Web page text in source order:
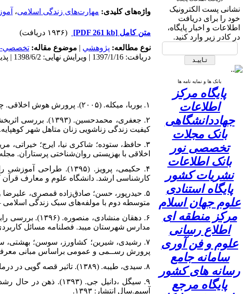
نشانی پست الکترونیک
خود را برای دریافت
اطلاعات و اخبار پایگاه،
در کادر زیر وارد کنید.
بانک ها و نمایه نامه ها
پایگاه مرکز
اطلاعات
جهاددانشگاهی
بانک مجلات
تخصصی نور
بانک اطلاعات
نشریات کشور
پایگاه استنادی
علوم جهان اسلام
مرکز منطقه ای
اطلاع رسانی
علوم و فن آوری
سامانه جامع
رسانه های کشور
پایگاه مرجع
واژه‌های کلیدی: مهارت‌های زندگی اسلامی،
متن کامل [PDF 261 kb]
(۱۹۳۶ دریافت)
نوع مطالعه: پژوهشي | موضوع مقاله:
دریافت: 1397/1/16 | ویرایش نهایی: 1398/6/2 | پذیرش: 1398/3/30 | انتشار: 1398/5/26 | انتشار الکترونیک: 1398/5/26
۱. بوربا، میکله. (۲۰۰۵). پرورش هوش اخلاقی. چاپ اول. ترجمه فیروزه کاووسی، (۱۳۹۰). تهران: رشد.
۲. جعفری،
کیفیت زندگی زناشویی زنان متاهل شهر
اخلاقی با بهزیستی روان‌شناختی پرستاران. مجله اخلاق
۴. حکیمی، پرویز.
کارشناسی ارشد. دانشگاه علوم و معارف قرآن
متوسطه دوم با مولفه‌های سبک زندگی اسلامی –
۶. دهقان
مدارس شهرستان میبد. فصلنامه مسائل کاربردی تعلیم
پرورش رســمی و عمومی براساس مبانی
۸. سیدی، طیبه. (۱۳۸۹). تاثیر قصه گویی در درمان پرخاشگری، اولین همایش بین المللی روان پزشکی کودک و نوجوان. ۱۵۴، ۱۱۰.
۹. سیگل ،دانیل جی.
آسیم.سال انتشار: ۱۳۹۳.